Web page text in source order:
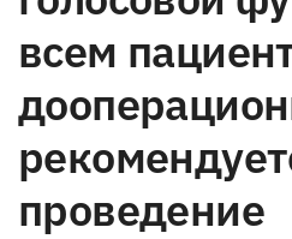
всем
проведение